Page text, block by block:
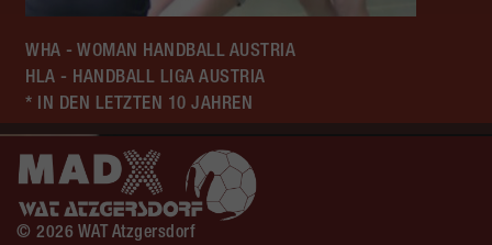
WHA - WOMAN HANDBALL AUSTRIA
HLA - HANDBALL LIGA AUSTRIA
* IN DEN LETZTEN 10 JAHREN
© 2026 WAT Atzgersdorf